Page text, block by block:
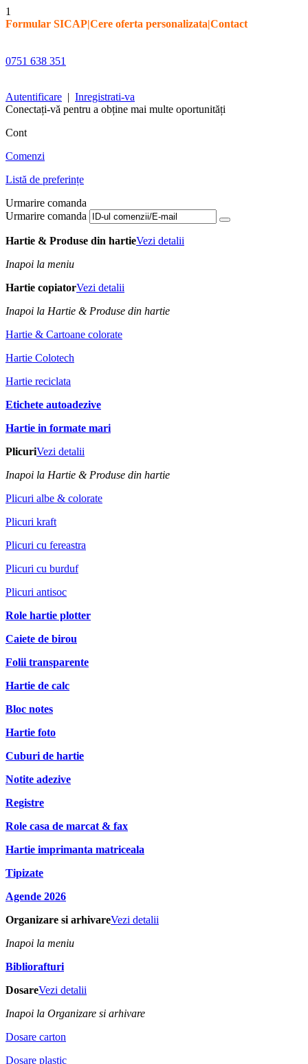
1
Formular SICAP|Cere oferta personalizata|Contact
0751 638 351
Autentificare | Inregistrati-va
Conectați-vă pentru a obține mai multe oportunități
Cont
Comenzi
Listă de preferințe
Urmarire comanda
Urmarire comanda
Hartie & Produse din hartieVezi detalii
Inapoi la meniu
Hartie copiatorVezi detalii
Inapoi la Hartie & Produse din hartie
Hartie & Cartoane colorate
Hartie Colotech
Hartie reciclata
Etichete autoadezive
Hartie in formate mari
PlicuriVezi detalii
Inapoi la Hartie & Produse din hartie
Plicuri albe & colorate
Plicuri kraft
Plicuri cu fereastra
Plicuri cu burduf
Plicuri antisoc
Role hartie plotter
Caiete de birou
Folii transparente
Hartie de calc
Bloc notes
Hartie foto
Cuburi de hartie
Notite adezive
Registre
Role casa de marcat & fax
Hartie imprimanta matriceala
Tipizate
Agende 2026
Organizare si arhivareVezi detalii
Inapoi la meniu
Bibliorafturi
DosareVezi detalii
Inapoi la Organizare si arhivare
Dosare carton
Dosare plastic